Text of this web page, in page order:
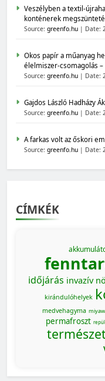
Veszélyben a textil-
konténerek
Source: greenfo.hu Date:
Okos papír a műanyag
élelmiszer-csomagolás –
Source: greenfo.hu Date:
Gajdos László Hadházy
Source: greenfo.hu Date:
A farkas volt az őskori
Source: greenfo.hu Date:
CÍMKÉK
időjárás invazív
kirándulóhelyek
medvehagyma
permafroszt